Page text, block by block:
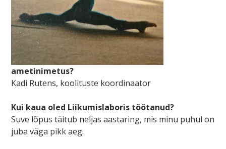
ametinimetus?
Kadi Rutens, koolituste koordinaator
Kui kaua oled Liikumislaboris töötanud?
Suve lõpus täitub neljas aastaring, mis minu puhul on
juba väga pikk aeg.